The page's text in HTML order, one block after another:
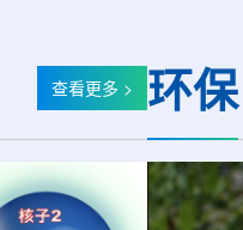
出的
示和
用较广的治疗性放
于前列腺癌、神经
期约为6.6天，从
制备和患者给药...
查看更多 > 环保